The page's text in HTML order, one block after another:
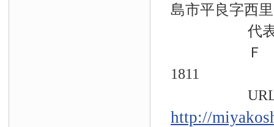
島市平良字西
代表電話
Ｆ Ａ
1811
URL
http://